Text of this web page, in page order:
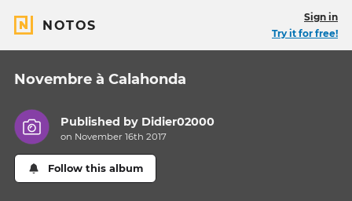
NOTOS
Sign in
Try it for free!
Novembre à Calahonda
Published by Didier02000
on November 16th 2017
Follow this album